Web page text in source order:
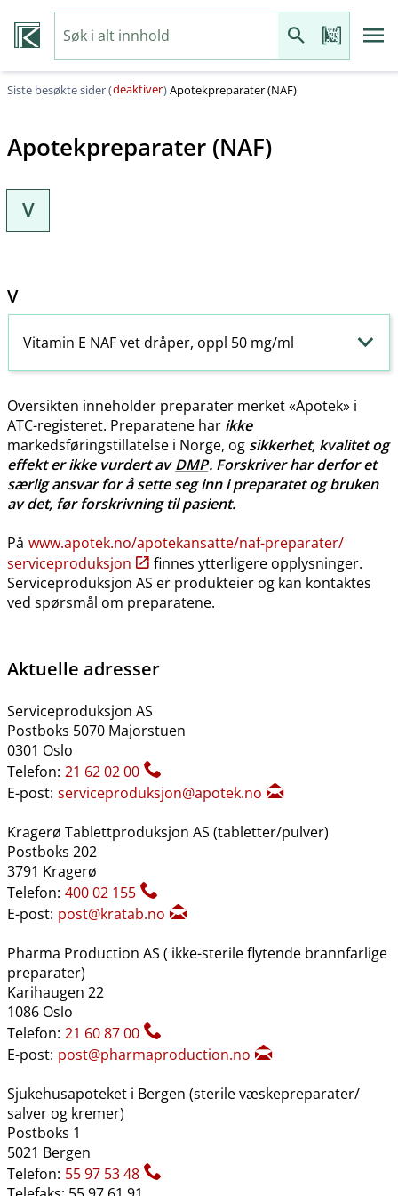
Siste besøkte sider (deaktiver)Apotekpreparater (NAF)
Apotekpreparater (NAF)
V
V
Vitamin E NAF vet dråper, oppl 50 mg/ml
Oversikten inneholder preparater merket «Apotek» i
ATC-registeret. Preparatene har ikke
markedsføringstillatelse i Norge, og sikkerhet, kvalitet og
effekt er ikke vurdert avDMP. Forskriver har derfor et
særlig ansvar for å sette seg inn i preparatet og bruken
av det, før forskrivning til pasient.
På www.apotek.no​/​apotekansatte​/​naf-preparater​/​
serviceproduksjon
finnes ytterligere opplysninger.
Serviceproduksjon AS er produkteier og kan kontaktes
ved spørsmål om preparatene.
Aktuelle adresser
Serviceproduksjon AS
Postboks 5070 Majorstuen
0301 Oslo
Telefon: 21 62 02 00
E-post: serviceproduksjon@apotek.no
Kragerø Tablettproduksjon AS (tabletter​/​pulver)
Postboks 202
3791 Kragerø
Telefon: 400 02 155
E-post: post@kratab.no
Pharma Production AS ( ikke-sterile flytende brannfarlige
preparater)
Karihaugen 22
1086 Oslo
Telefon: 21 60 87 00
E-post: post@pharmaproduction.no
Sjukehusapoteket i Bergen (sterile væskepreparater​/​
salver og kremer)
Postboks 1
5021 Bergen
Telefon: 55 97 53 48